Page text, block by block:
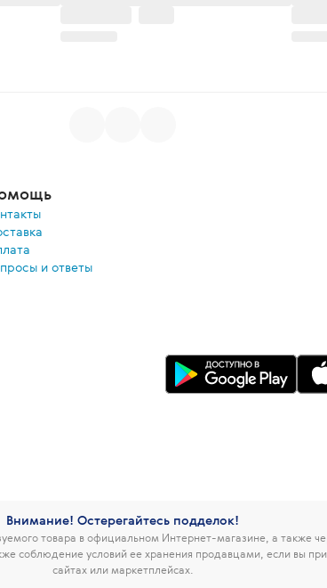
и ответы
Внимание! Остерегайтесь подделок!
товара в официальном Интернет-магазине, а также
соблюдение условий ее хранения продавцами, если вы
сайтах или маркетплейсах.